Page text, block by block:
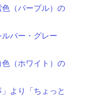
（パープル）の
バー・グレー
（ホワイト）の
より「ちょっと